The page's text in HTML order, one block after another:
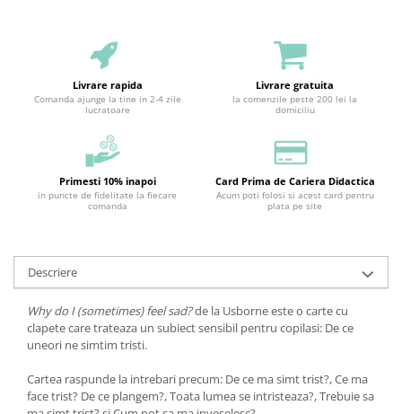
Livrare rapida
Comanda ajunge la tine in 2-4 zile
lucratoare
Livrare gratuita
la comenzile peste 200 lei la
domiciliu
Primesti 10% inapoi
in puncte de fidelitate la fiecare
comanda
Card Prima de Cariera Didactica
Acum poti folosi si acest card pentru
plata pe site
Descriere
Why do I (sometimes) feel sad?de la Usborne este o carte cu
clapete care trateaza un subiect sensibil pentru copilasi: De ce
uneori ne simtim tristi.
Cartea raspunde la intrebari precum: De ce ma simt trist?, Ce ma
face trist? De ce plangem?, Toata lumea se intristeaza?, Trebuie sa